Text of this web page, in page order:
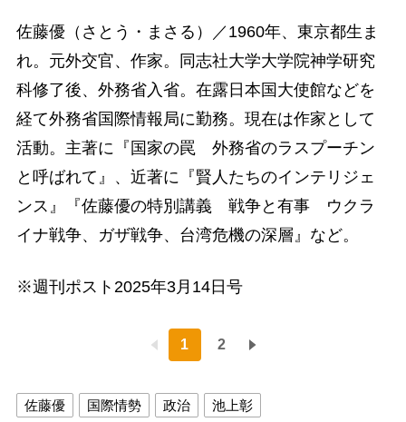
佐藤優（さとう・まさる）／1960年、東京都生ま
れ。元外交官、作家。同志社大学大学院神学研究
科修了後、外務省入省。在露日本国大使館などを
経て外務省国際情報局に勤務。現在は作家として
活動。主著に『国家の罠 外務省のラスプーチン
と呼ばれて』、近著に『賢人たちのインテリジェ
ンス』『佐藤優の特別講義 戦争と有事 ウクラ
イナ戦争、ガザ戦争、台湾危機の深層』など。
※週刊ポスト2025年3月14日号
1 2
佐藤優 国際情勢 政治 池上彰